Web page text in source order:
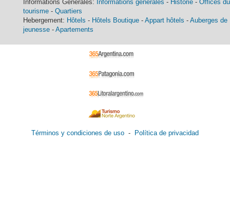
Informations Generales: Informations generales - Historie - Offices du
tourisme - Quartiers
Hebergement: Hôtels - Hôtels Boutique - Appart hôtels - Auberges de
jeunesse - Apartements
Términos y condiciones de uso - Política de privacidad